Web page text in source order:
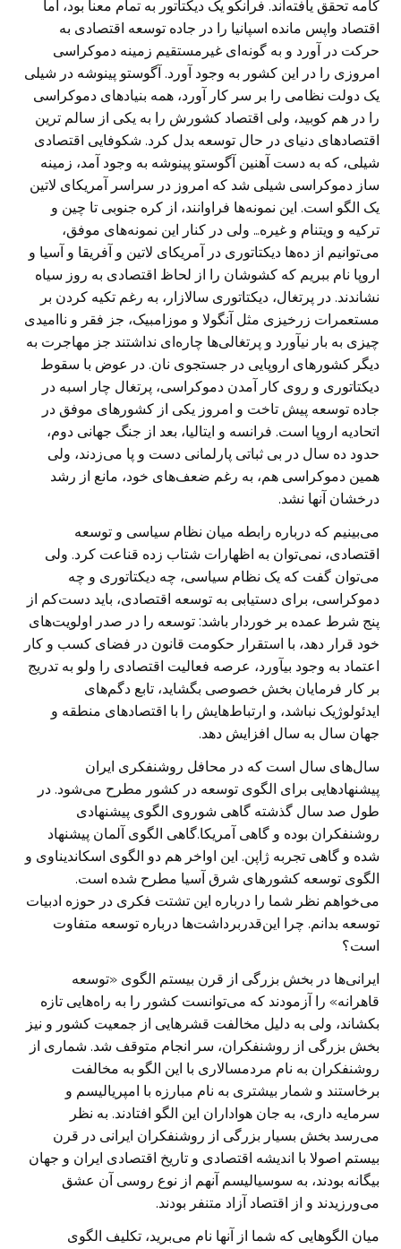
کامه تحقق یافته‌اند. فرانکو یک دیکتاتور به تمام معنا بود، اما
اقتصاد واپس مانده اسپانیا را در جاده توسعه اقتصادی به
حرکت در آورد و به گونه‌ای غیرمستقیم زمینه دموکراسی
امروزی را در این کشور به وجود آورد. آگوستو پینوشه در شیلی
یک دولت نظامی را بر سر کار آورد، همه بنیاد‌های دموکراسی
را در هم کوبید، ولی اقتصاد کشورش را به یکی از سالم ترین
اقتصاد‌های دنیای در حال توسعه بدل کرد. شکوفایی اقتصادی
شیلی، که به دست آهنین آگوستو پینوشه به وجود آمد، زمینه
ساز دموکراسی شیلی شد که امروز در سراسر آمریکای لاتین
یک الگو است. این نمونه‌ها فراوانند، از کره جنوبی تا چین و
ترکیه و ویتنام و غیره… ولی در کنار این نمونه‌های موفق،
می‌توانیم از ده‌ها دیکتاتوری در آمریکای لاتین و آفریقا و آسیا و
اروپا نام ببریم که کشوشان را از لحاظ اقتصادی به روز سیاه
نشاندند. در پرتغال، دیکتاتوری سالازار، به رغم تکیه کردن بر
مستعمرات زرخیزی مثل آنگولا و موزامبیک، جز فقر و ناامیدی
چیزی به بار نیآورد و پرتغالی‌ها چاره‌ای نداشتند جز مهاجرت به
دیگر کشور‌های اروپایی در جستجوی نان. در عوض با سقوط
دیکتاتوری و روی کار آمدن دموکراسی، پرتغال چار اسبه در
جاده توسعه پیش تاخت و امروز یکی از کشور‌های موفق در
اتحادیه اروپا است. فرانسه و ایتالیا، بعد از جنگ جهانی دوم،
حدود ده سال در بی ثباتی پارلمانی دست و پا می‌زدند، ولی
همین دموکراسی هم، به رغم ضعف‌های خود، مانع از رشد
درخشان آنها نشد.
می‌بینیم که درباره رابطه میان نظام سیاسی و توسعه
اقتصادی، نمی‌توان به اظهارات شتاب زده قناعت کرد. ولی
می‌توان گفت که یک نظام سیاسی، چه دیکتاتوری و چه
دموکراسی، برای دستیابی به توسعه اقتصادی، باید دست‌کم از
پنج شرط عمده بر خوردار باشد: توسعه را در صدر اولویت‌های
خود قرار دهد، با استقرار حکومت قانون در فضای کسب و کار
اعتماد به وجود بیآورد، عرصه فعالیت اقتصادی را ولو به تدریج
بر کار فرمایان بخش خصوصی بگشاید، تابع دگم‌های
ایدئولوژیک نباشد، و ارتباط‌هایش را با اقتصاد‌های منطقه و
جهان سال به سال افزایش دهد.
سال‌های سال است که در محافل روشنفکری ایران
پیشنهادهایی برای الگوی توسعه در کشور مطرح می‌شود. در
طول صد سال گذشته گاهی شوروی الگوی پیشنهادی
روشنفکران بوده و گاهی آمریکا.گاهی الگوی آلمان پیشنهاد
شده و گاهی تجربه ژاپن. این اواخر هم دو الگوی اسکاندیناوی و
الگوی توسعه کشورهای شرق آسیا مطرح شده است.
می‌خواهم نظر شما را درباره این تشتت فکری در حوزه ادبیات
توسعه بدانم. چرا این‌قدربرداشت‌ها درباره توسعه متفاوت
است؟
ایرانی‌ها در بخش بزرگی از قرن بیستم الگوی «توسعه
قاهرانه» را آزمودند که می‌توانست کشور را به راه‌هایی تازه
بکشاند، ولی به دلیل مخالفت قشر‌هایی از جمعیت کشور و نیز
بخش بزرگی از روشنفکران، سر انجام متوقف شد. شماری از
روشنفکران به نام مردمسالاری با این الگو به مخالفت
برخاستند و شمار بیشتری به نام مبارزه با امپریالیسم و
سرمایه داری، به جان هواداران این الگو افتادند. به نظر
می‌رسد بخش بسیار بزرگی از روشنفکران ایرانی در قرن
بیستم اصولا با اندیشه اقتصادی و تاریخ اقتصادی ایران و جهان
بیگانه بودند، به سوسیالیسم آنهم از نوع روسی آن عشق
می‌ورزیدند و از اقتصاد آزاد متنفر بودند.
میان الگو‌هایی که شما از آنها نام می‌برید، تکلیف الگوی